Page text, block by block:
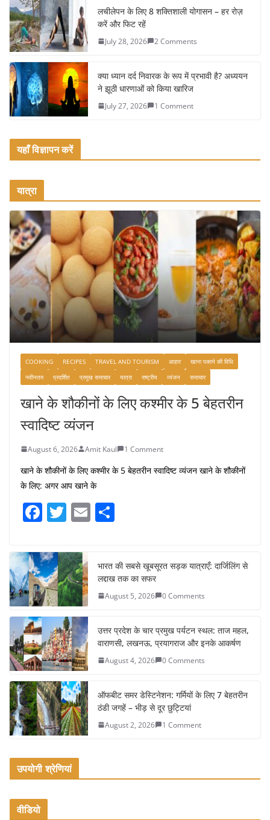
o
k
लचीलेपन के लिए 8 शक्तिशाली योगासन – हर रोज़
करें और फिट रहें
July 28, 2026 2 Comments
क्या ध्यान दर्द निवारक के रूप में प्रभावी है? अध्ययन
ने झूठी धारणाओं को किया खारिज
July 27, 2026 1 Comment
यहाँ विज्ञापन करें
यात्रा
COOKING RECIPES TRAVEL AND TOURISM आहार
खाना पकाने की विधि
नवीनतम
प्रदर्शित प्रमुख समाचार यात्रा राष्ट्रीय व्यंजन समाचार
खाने के शौकीनों के लिए कश्मीर के 5 बेहतरीन
स्वादिष्ट व्यंजन
August 6, 2026 Amit Kaul 1 Comment
खाने के शौकीनों के लिए कश्मीर के 5 बेहतरीन स्वादिष्ट व्यंजन खाने के शौकीनों
के लिए: अगर आप खाने के
F
a
c
e
b
o
o
k
T
w
itt
er
E
m
e
भारत की सबसे खूबसूरत सड़क यात्राएँ: दार्जिलिंग से
लद्दाख तक का सफर
August 5, 2026 0 Comments
उत्तर प्रदेश के चार प्रमुख पर्यटन स्थल: ताज महल,
वाराणसी, लखनऊ, प्रयागराज और इनके आकर्षण
August 4, 2026 0 Comments
ऑफबीट समर डेस्टिनेशन: गर्मियों के लिए 7 बेहतरीन
ठंडी जगहें – भीड़ से दूर छुट्टियां
August 2, 2026 1 Comment
उपयोगी श्रेणियां
वीडियो